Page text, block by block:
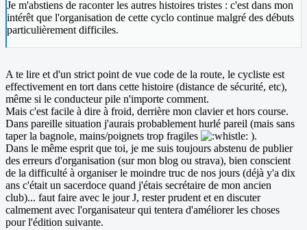
Je m'abstiens de raconter les autres histoires tristes : c'est dans mon
intérêt que l'organisation de cette cyclo continue malgré des débuts
particulièrement difficiles.
A te lire et d'un strict point de vue code de la route, le cycliste est
effectivement en tort dans cette histoire (distance de sécurité, etc),
même si le conducteur pile n'importe comment.
Mais c'est facile à dire à froid, derrière mon clavier et hors course.
Dans pareille situation j'aurais probablement hurlé pareil (mais sans
taper la bagnole, mains/poignets trop fragiles
).
Dans le même esprit que toi, je me suis toujours abstenu de publier
des erreurs d'organisation (sur mon blog ou strava), bien conscient
de la difficulté à organiser le moindre truc de nos jours (déjà y'a dix
ans c'était un sacerdoce quand j'étais secrétaire de mon ancien
club)... faut faire avec le jour J, rester prudent et en discuter
calmement avec l'organisateur qui tentera d'améliorer les choses
pour l'édition suivante.